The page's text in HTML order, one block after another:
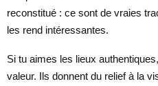
reconstitué : ce sont de vraies
les rend intéressantes.
Si tu aimes les lieux
valeur. Ils donnent du relief à la